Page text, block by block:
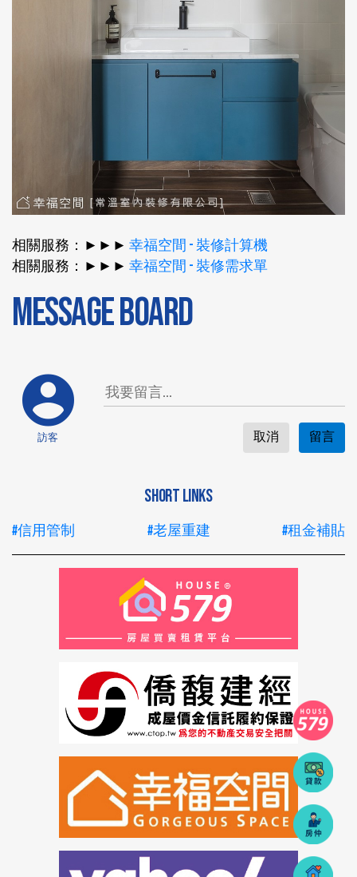
相關服務：►►► 幸福空間 - 裝修計算機
相關服務：►►► 幸福空間 - 裝修需求單
MESSAGE BOARD
訪客 取消 留言
SHORT LINKS
#信用管制 #老屋重建 #租金補貼